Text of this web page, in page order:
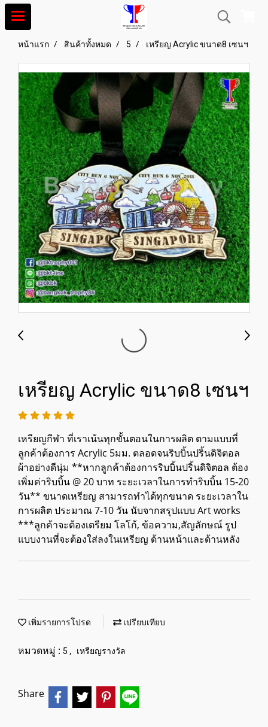
หน้าแรก สินค้าทั้งหมด 5 เหรียญ Acrylic ขนาด8 เซนฯ
เหรียญ Acrylic ขนาด8 เซนฯ
เหรียญกีฬา ที่เราเน้นทุกขั้นตอนในการผลิต ตามแบบที่
ลูกค้าต้องการ Acrylic 5มม. ตลอดจนริบบิ้นปริ้นดิจิตอล
ผ้าอย่างดีนุ่ม **หากลูกค้าต้องการริบบิ้นปริ้นดิจิตอล ต้อง
เพิ่มค่าริบบิ้น @ 20 บาท ระยะเวลาในการทำริบบิ้น 15-20
วัน** ขนาดเหรียญ สามารถทำได้ทุกขนาด ระยะเวลาใน
การผลิต ประมาณ 7-10 วัน นับจากสรุปแบบ Art works
***ลูกค้าจะต้องเตรียม โลโก้, ข้อความ,สัญลักษณ์ รูป
แบบงานที่จะต้องใส่ลงในเหรียญ ด้านหน้าและด้านหลัง
เพิ่มรายการโปรด เปรียบเทียบ
หมวดหมู่ : 5 , เหรียญรางวัล
Share